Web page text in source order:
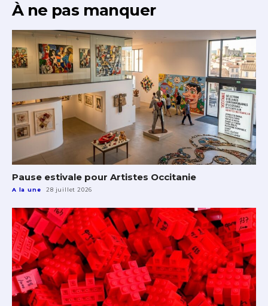
À ne pas manquer
Pause estivale pour Artistes Occitanie
A la une 28 juillet 2026